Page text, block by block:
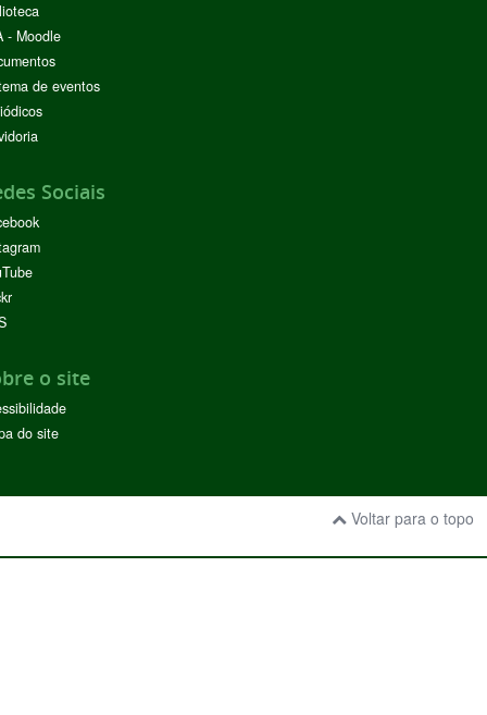
- Moodle
de eventos
Sociais
o site
do site
Voltar para o topo